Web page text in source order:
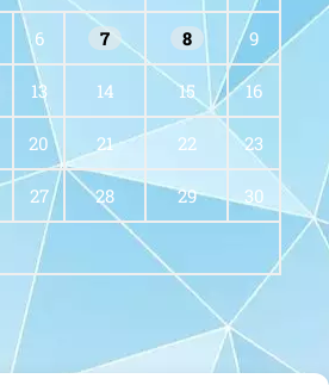
6 7 8 9
13 14 15 16
20 21 22 23
27 28 29 30